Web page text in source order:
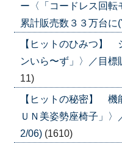
ー〈「コードレス回転
累計販売数３３万台に
【ヒットのひみつ】
ンいら〜ず」〉／目
11)
【ヒットの秘密】 機
ＵＮ美姿勢座椅子」
2/06) (1610)